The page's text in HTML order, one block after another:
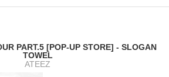
PART.5 [POP-UP STORE] - SLOGAN
TOWEL
ATEEZ